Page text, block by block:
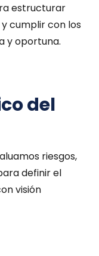
estructurar
cumplir con los
y oportuna.
del
riesgos,
definir el
visión